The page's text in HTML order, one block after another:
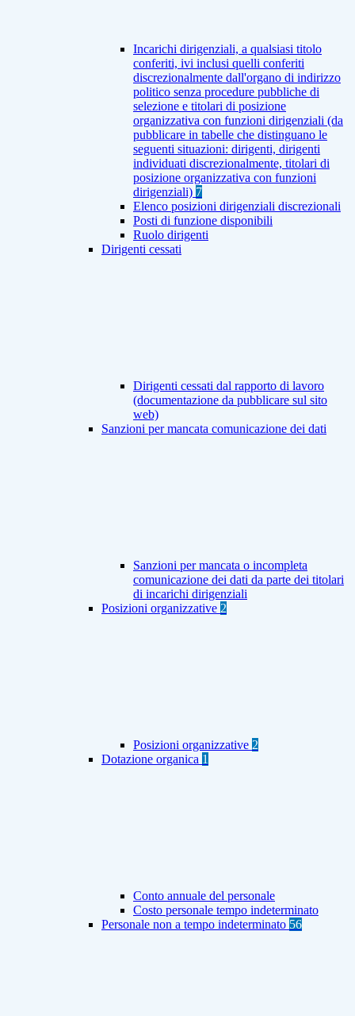
Incarichi dirigenziali, a qualsiasi titolo
conferiti, ivi inclusi quelli conferiti
discrezionalmente dall'organo di indirizzo
politico senza procedure pubbliche di
selezione e titolari di posizione
organizzativa con funzioni dirigenziali (da
pubblicare in tabelle che distinguano le
seguenti situazioni: dirigenti, dirigenti
individuati discrezionalmente, titolari di
posizione organizzativa con funzioni
dirigenziali) 7
Elenco posizioni dirigenziali discrezionali
Posti di funzione disponibili
Ruolo dirigenti
Dirigenti cessati
Dirigenti cessati dal rapporto di lavoro
(documentazione da pubblicare sul sito
web)
Sanzioni per mancata comunicazione dei dati
Sanzioni per mancata o incompleta
comunicazione dei dati da parte dei titolari
di incarichi dirigenziali
Posizioni organizzative 2
Posizioni organizzative 2
Dotazione organica 1
Conto annuale del personale
Costo personale tempo indeterminato
Personale non a tempo indeterminato 56